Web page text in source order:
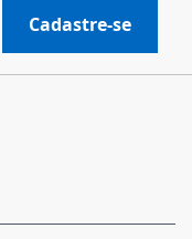
Cadastre-se